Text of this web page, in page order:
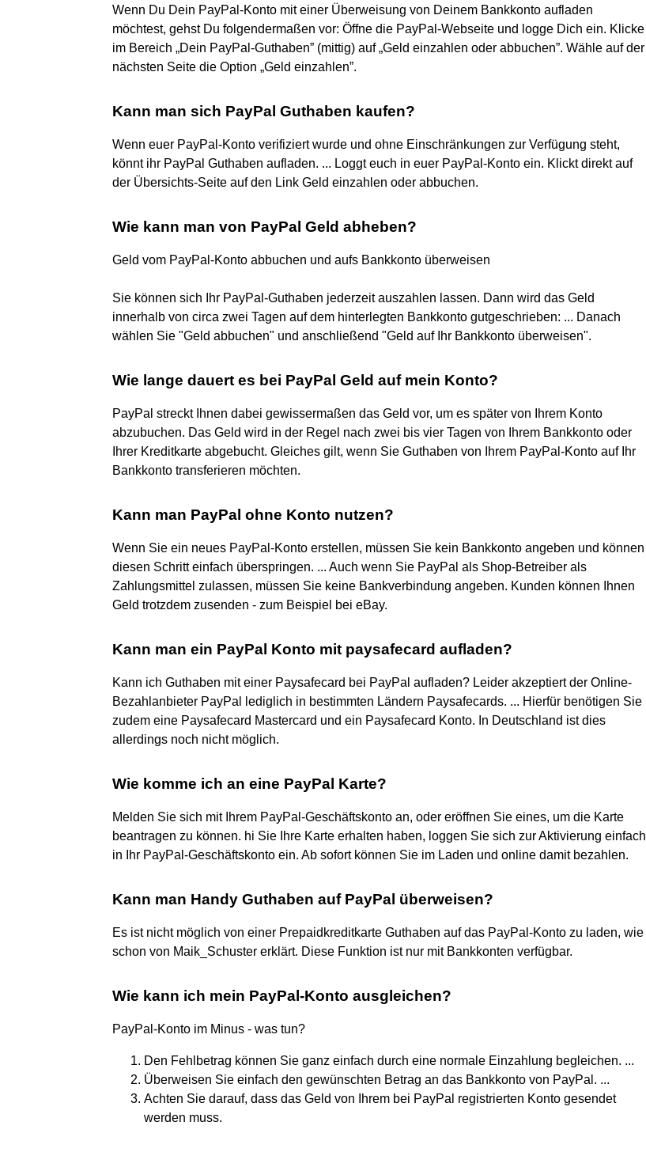
Wenn Du Dein PayPal-Konto mit einer Überweisung von Deinem Bankkonto aufladen
möchtest, gehst Du folgendermaßen vor: Öffne die PayPal-Webseite und logge Dich ein. Klicke
im Bereich „Dein PayPal-Guthaben” (mittig) auf „Geld einzahlen oder abbuchen”. Wähle auf der
nächsten Seite die Option „Geld einzahlen”.
Kann man sich PayPal Guthaben kaufen?
Wenn euer PayPal-Konto verifiziert wurde und ohne Einschränkungen zur Verfügung steht,
könnt ihr PayPal Guthaben aufladen. ... Loggt euch in euer PayPal-Konto ein. Klickt direkt auf
der Übersichts-Seite auf den Link Geld einzahlen oder abbuchen.
Wie kann man von PayPal Geld abheben?
Geld vom PayPal-Konto abbuchen und aufs Bankkonto überweisen
Sie können sich Ihr PayPal-Guthaben jederzeit auszahlen lassen. Dann wird das Geld
innerhalb von circa zwei Tagen auf dem hinterlegten Bankkonto gutgeschrieben: ... Danach
wählen Sie "Geld abbuchen" und anschließend "Geld auf Ihr Bankkonto überweisen".
Wie lange dauert es bei PayPal Geld auf mein Konto?
PayPal streckt Ihnen dabei gewissermaßen das Geld vor, um es später von Ihrem Konto
abzubuchen. Das Geld wird in der Regel nach zwei bis vier Tagen von Ihrem Bankkonto oder
Ihrer Kreditkarte abgebucht. Gleiches gilt, wenn Sie Guthaben von Ihrem PayPal-Konto auf Ihr
Bankkonto transferieren möchten.
Kann man PayPal ohne Konto nutzen?
Wenn Sie ein neues PayPal-Konto erstellen, müssen Sie kein Bankkonto angeben und können
diesen Schritt einfach überspringen. ... Auch wenn Sie PayPal als Shop-Betreiber als
Zahlungsmittel zulassen, müssen Sie keine Bankverbindung angeben. Kunden können Ihnen
Geld trotzdem zusenden - zum Beispiel bei eBay.
Kann man ein PayPal Konto mit paysafecard aufladen?
Kann ich Guthaben mit einer Paysafecard bei PayPal aufladen? Leider akzeptiert der Online-
Bezahlanbieter PayPal lediglich in bestimmten Ländern Paysafecards. ... Hierfür benötigen Sie
zudem eine Paysafecard Mastercard und ein Paysafecard Konto. In Deutschland ist dies
allerdings noch nicht möglich.
Wie komme ich an eine PayPal Karte?
Melden Sie sich mit Ihrem PayPal-Geschäftskonto an, oder eröffnen Sie eines, um die Karte
beantragen zu können. hi Sie Ihre Karte erhalten haben, loggen Sie sich zur Aktivierung einfach
in Ihr PayPal-Geschäftskonto ein. Ab sofort können Sie im Laden und online damit bezahlen.
Kann man Handy Guthaben auf PayPal überweisen?
Es ist nicht möglich von einer Prepaidkreditkarte Guthaben auf das PayPal-Konto zu laden, wie
schon von Maik_Schuster erklärt. Diese Funktion ist nur mit Bankkonten verfügbar.
Wie kann ich mein PayPal-Konto ausgleichen?
PayPal-Konto im Minus - was tun?
Den Fehlbetrag können Sie ganz einfach durch eine normale Einzahlung begleichen. ...
Überweisen Sie einfach den gewünschten Betrag an das Bankkonto von PayPal. ...
Achten Sie darauf, dass das Geld von Ihrem bei PayPal registrierten Konto gesendet
werden muss.